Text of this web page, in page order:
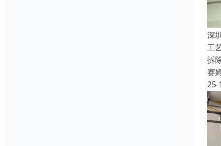
深
工
拆
赛
25-